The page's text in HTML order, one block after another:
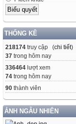
THỐNG KÊ
218174 truy cập (chi tiết)
37 trong hôm nay
336464 lượt xem
74 trong hôm nay
90 thành viên
ẢNH NGẪU NHIÊN